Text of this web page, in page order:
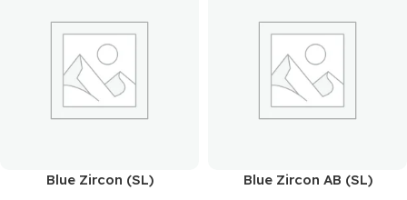
Blue Zircon (SL) Blue Zircon AB (SL)